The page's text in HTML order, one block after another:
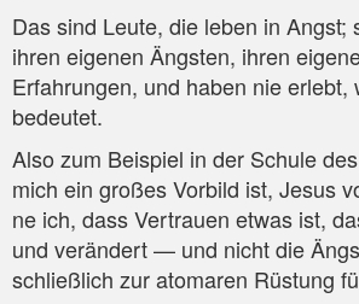
Das sind Leu­te, die leben in Angst;
ihren eige­nen Ängs­ten, ihren
Erfah­run­gen, und haben nie erlebt,
bedeutet.
Also zum Bei­spiel in der Schu­le
mich ein gro­ßes Vor­bild ist, Jesus
ne ich, dass Ver­trau­en etwas ist,
und ver­än­dert — und nicht die
schließ­lich zur ato­ma­ren Rüs­tung